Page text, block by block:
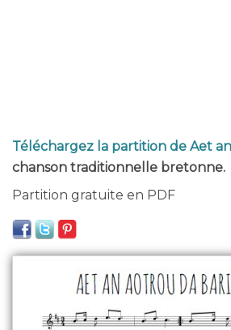
Téléchargez la partition de Aet
chanson traditionnelle bretonne.
Partition gratuite en PDF